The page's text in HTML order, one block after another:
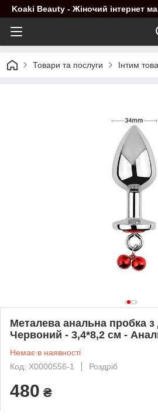
Koaki Beauty - Жіночий інтернет
Товари та послуги Інтим
Металева анальна пробка з
Червоний - 3,4*8,2 см -
Немає в наявності
Код: X0000556-1
Роздріб
480 ₴